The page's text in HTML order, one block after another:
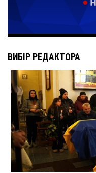
ВИБІР РЕДАКТОРА